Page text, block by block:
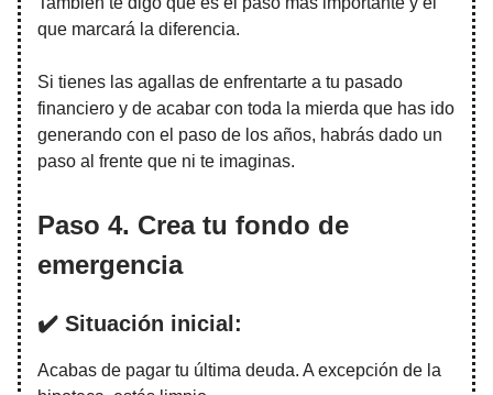
que marcará la diferencia.
Si tienes las agallas de enfrentarte a tu pasado
financiero y de acabar con toda la mierda que has ido
generando con el paso de los años, habrás dado un
paso al frente que ni te imaginas.
Paso 4. Crea tu fondo de
emergencia
✔️ Situación inicial:
Acabas de pagar tu última deuda. A excepción de la